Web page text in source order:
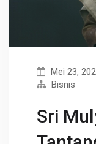
Mei 23,
Bisnis
Sri